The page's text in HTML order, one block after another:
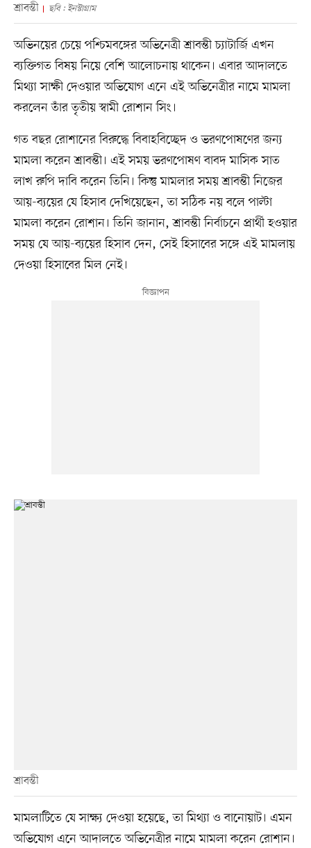
শ্রাবন্তী ছবি : ইনস্টাগ্রাম
অভিনয়ের চেয়ে পশ্চিমবঙ্গের অভিনেত্রী শ্রাবন্তী চ্যাটার্জি এখন
ব্যক্তিগত বিষয় নিয়ে বেশি আলোচনায় থাকেন। এবার আদালতে
মিথ্যা সাক্ষী দেওয়ার অভিযোগ এনে এই অভিনেত্রীর নামে মামলা
করলেন তাঁর তৃতীয় স্বামী রোশান সিং।
গত বছর রোশানের বিরুদ্ধে বিবাহবিচ্ছেদ ও ভরণপোষণের জন্য
মামলা করেন শ্রাবন্তী। এই সময় ভরণপোষণ বাবদ মাসিক সাত
লাখ রুপি দাবি করেন তিনি। কিন্তু মামলার সময় শ্রাবন্তী নিজের
আয়-ব্যয়ের যে হিসাব দেখিয়েছেন, তা সঠিক নয় বলে পাল্টা
মামলা করেন রোশান। তিনি জানান, শ্রাবন্তী নির্বাচনে প্রার্থী হওয়ার
সময় যে আয়-ব্যয়ের হিসাব দেন, সেই হিসাবের সঙ্গে এই মামলায়
দেওয়া হিসাবের মিল নেই।
শ্রাবন্তী
মামলাটিতে যে সাক্ষ্য দেওয়া হয়েছে, তা মিথ্যা ও বানোয়াট। এমন
অভিযোগ এনে আদালতে অভিনেত্রীর নামে মামলা করেন রোশান।